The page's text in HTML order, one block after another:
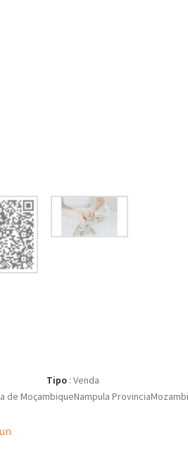
Tipo : Venda
de MoçambiqueNampula